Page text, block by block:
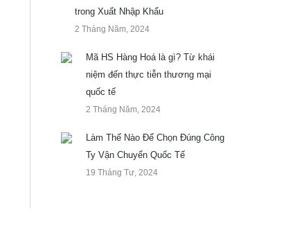
trong Xuất Nhập Khẩu
2 Tháng Năm, 2024
Mã HS Hàng Hoá là gì? Từ khái
niệm đến thực tiễn thương mại
quốc tế
2 Tháng Năm, 2024
Làm Thế Nào Để Chọn Đúng Công
Ty Vận Chuyển Quốc Tế
19 Tháng Tư, 2024